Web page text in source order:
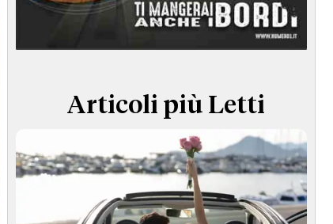
TERMINI e CONDIZIONI
Articoli più Letti